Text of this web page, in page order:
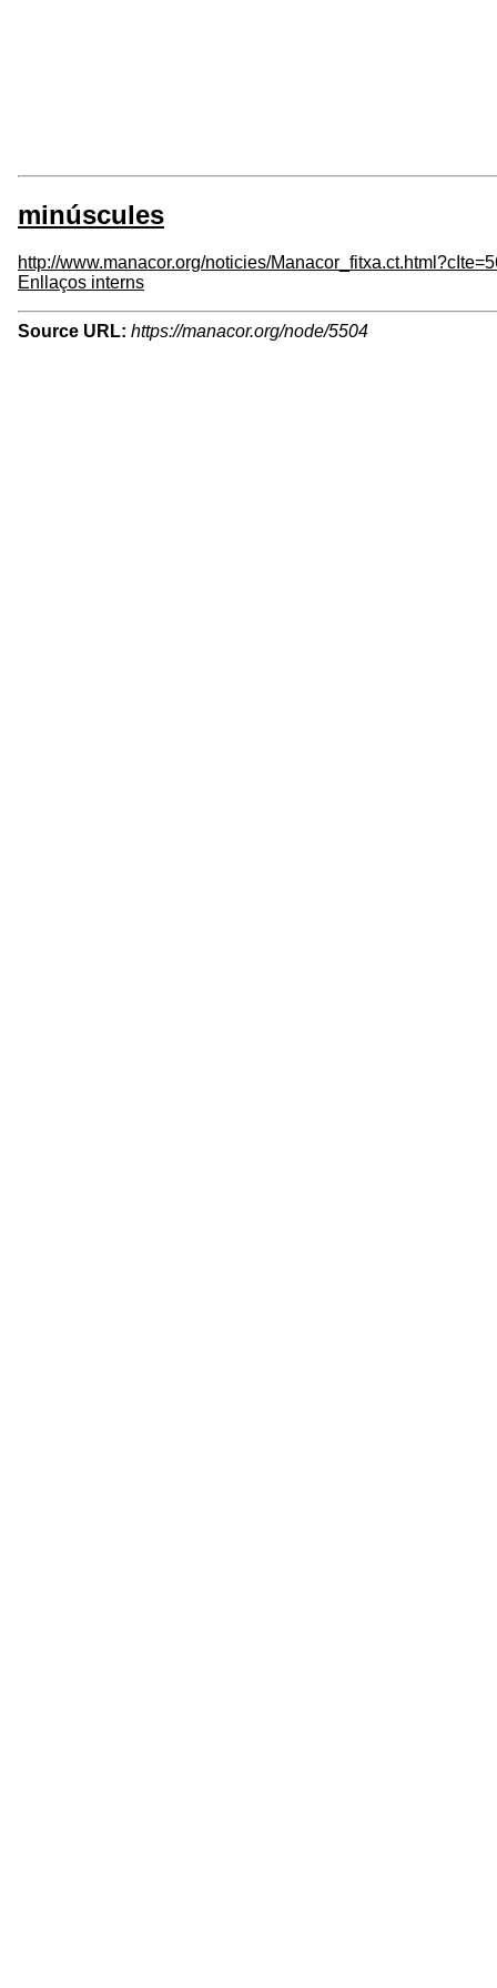
minúscules
http://www.manacor.org/noticies/
Enllaços interns
Source URL: https://manacor.org/node/5504